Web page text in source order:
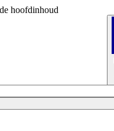
hoofdinhoud